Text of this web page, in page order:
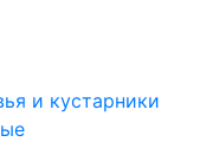
и кустарники